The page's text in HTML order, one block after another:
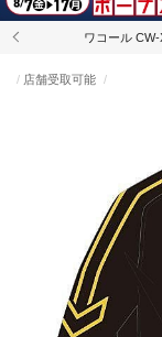
ワコール
店舗受取可能